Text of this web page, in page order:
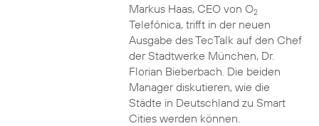
Markus Haas, CEO von O2
Telefónica, trifft in der neuen
Ausgabe des TecTalk auf den Chef
der Stadtwerke München, Dr.
Florian Bieberbach. Die beiden
Manager diskutieren, wie die
Städte in Deutschland zu Smart
Cities werden können.